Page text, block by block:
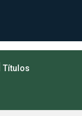
Títulos